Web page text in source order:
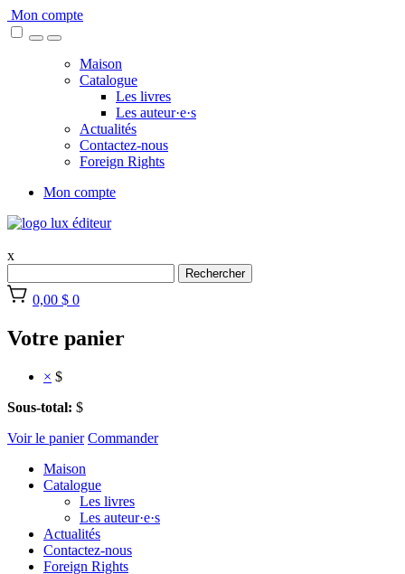
Skip
to
Mon compte
Maison
Catalogue
Les livres
Les auteur·e·s
Actualités
Contactez-nous
Foreign Rights
Mon compte
x
Rechercher
0,00 $ 0
Votre panier
× $
Sous-total: $
Voir le panier Commander
Maison
Catalogue
Les livres
Les auteur·e·s
Actualités
Contactez-nous
Foreign Rights